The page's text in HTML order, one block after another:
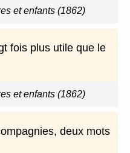
et enfants (1862)
fois plus utile que le
et enfants (1862)
deux mots